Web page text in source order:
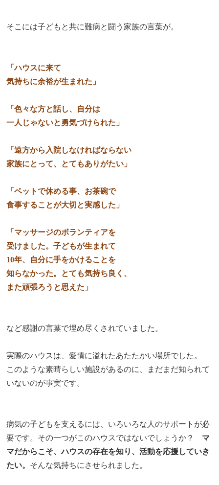
そこには子どもと共に難病と闘う家族の言葉が。
「ハウスに来て
気持ちに余裕が生まれた」
「色々な方と話し、自分は
一人じゃないと勇気づけられた」
「遠方から入院しなければならない
家族にとって、とてもありがたい」
「ベットで休める事、お茶碗で
食事することが大切と実感した」
「マッサージのボランティアを
受けました。子どもが生まれて
10年、自分に手をかけることを
知らなかった。とても気持ち良く、
また頑張ろうと思えた」
など感謝の言葉で埋め尽くされていました。
実際のハウスは、愛情に溢れたあたたかい場所でした。
このような素晴らしい施設があるのに、まだまだ知られて
いないのが事実です。
病気の子どもを支えるには、いろいろな人のサポートが必
要です。その一つがこのハウスではないでしょうか？ マ
マだからこそ、ハウスの存在を知り、活動を応援していき
たい。 そんな気持ちにさせられました。